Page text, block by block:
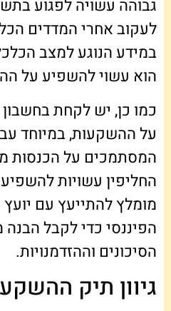
גבוהה עשויה לפגוע
לעקוב אחרי המדדים
במידע הנוגע למצב
הוא עשוי להשפיע על
כמו כן, יש לקחת
על ההשקעות, במיוחד
המסתמכים על הכנסות
החליפין עשויות
מומלץ להתייעץ עם
הפיננסי כדי לקבל
הסיכונים וההזדמנויות.
גיוון תיק